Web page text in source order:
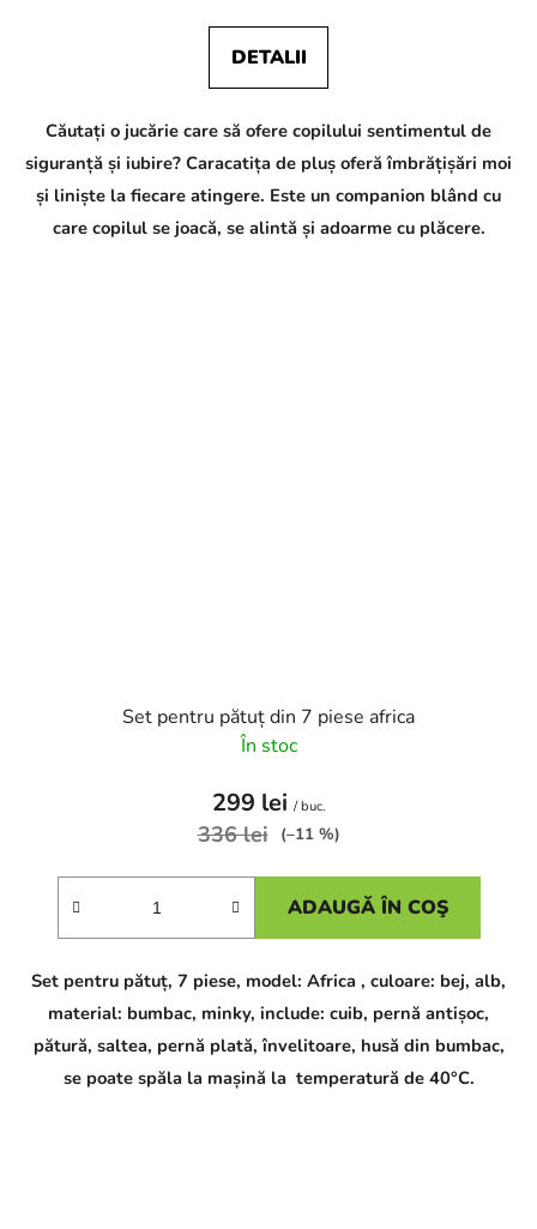
DETALII
Căutați o jucărie care să ofere copilului sentimentul de
siguranță și iubire? Caracatița de pluș oferă îmbrățișări moi
și liniște la fiecare atingere. Este un companion blând cu
care copilul se joacă, se alintă și adoarme cu plăcere.
Set pentru pătuț din 7 piese africa
În stoc
299 lei / buc.
336 lei (–11 %)
ADAUGĂ ÎN COŞ
Set pentru pătuț, 7 piese, model: Africa , culoare: bej, alb,
material: bumbac, minky, include: cuib, pernă antișoc,
pătură, saltea, pernă plată, învelitoare, husă din bumbac,
se poate spăla la mașină la temperatură de 40°C.